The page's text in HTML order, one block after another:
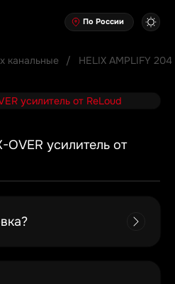
По России
канальные HELIX AMPLIFY
OVER усилитель от